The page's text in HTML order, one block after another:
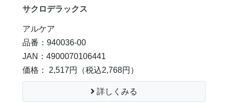
サクロデラックス
アルケア
品番：940036-00
JAN：4900070106441
価格： 2,517円
（税込2,768円）
詳しくみる